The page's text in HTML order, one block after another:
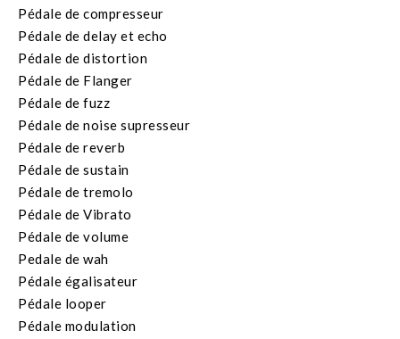
Pédale de compresseur
Pédale de delay et echo
Pédale de distortion
Pédale de Flanger
Pédale de fuzz
Pédale de noise supresseur
Pédale de reverb
Pédale de sustain
Pédale de tremolo
Pédale de Vibrato
Pédale de volume
Pedale de wah
Pédale égalisateur
Pédale looper
Pédale modulation